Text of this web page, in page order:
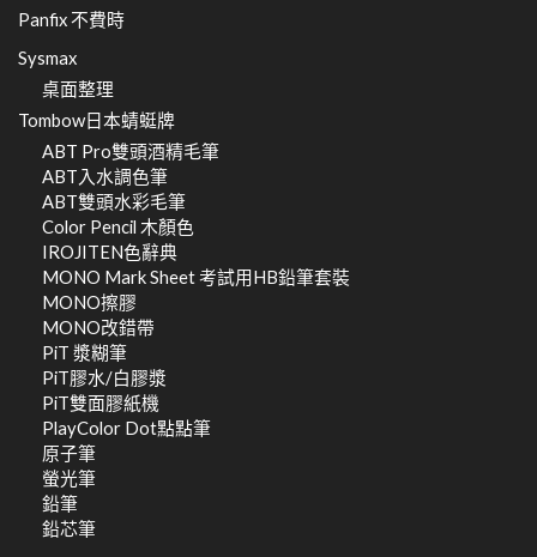
Panfix 不費時
Sysmax
桌面整理
Tombow日本蜻蜓牌
ABT Pro雙頭酒精毛筆
ABT入水調色筆
ABT雙頭水彩毛筆
Color Pencil 木顏色
IROJITEN色辭典
MONO Mark Sheet 考試用HB鉛筆套裝
MONO擦膠
MONO改錯帶
PiT 漿糊筆
PiT膠水/白膠漿
PiT雙面膠紙機
PlayColor Dot點點筆
原子筆
螢光筆
鉛筆
鉛芯筆